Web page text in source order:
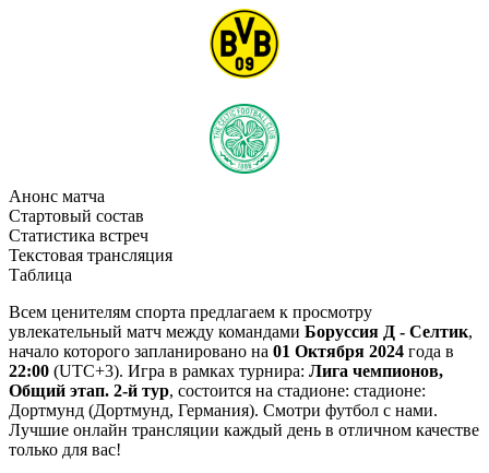
Анонс матча
Стартовый состав
Статистика встреч
Текстовая трансляция
Таблица
Всем ценителям спорта предлагаем к просмотру
увлекательный матч между командами Боруссия Д - Селтик,
начало которого запланировано на 01 Октября 2024 года в
22:00 (UTC+3). Игра в рамках турнира: Лига чемпионов,
Общий этап. 2-й тур, состоится на стадионе: стадионе:
Дортмунд (Дортмунд, Германия). Смотри футбол с нами.
Лучшие онлайн трансляции каждый день в отличном качестве
только для вас!